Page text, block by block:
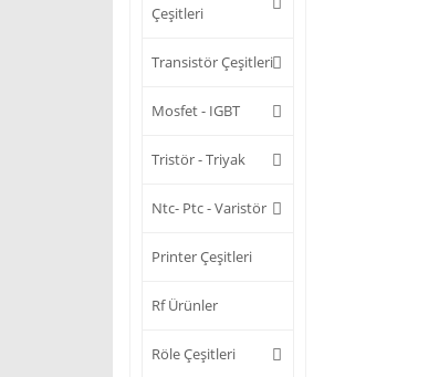
Çeşitleri
Transistör Çeşitleri
Mosfet - IGBT
Tristör - Triyak
Ntc- Ptc - Varistör
Printer Çeşitleri
Rf Ürünler
Röle Çeşitleri